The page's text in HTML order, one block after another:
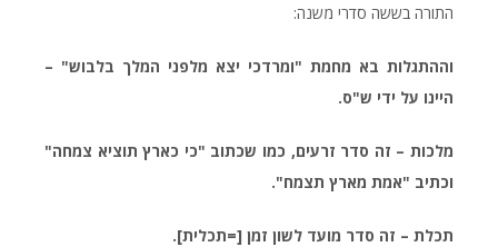
התורה בששה סדרי משנה:
וההתגלות בא מחמת "ומרדכי יצא מלפני המלך בלבוש" –
היינו על ידי ש"ס.
מלכות – זה סדר זרעים, כמו שכתוב "כי כארץ תוציא צמחה"
וכתיב "אמת מארץ תצמח".
תכלת – זה סדר מועד לשון זמן [=תכלית].